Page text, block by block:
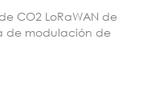
CO2 LoRaWAN de
de modulación de
Un dispositivo de
recopilación, el